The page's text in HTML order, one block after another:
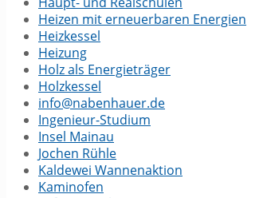
Heizen mit erneuerbaren Energien
Heizkessel
Heizung
Holz als Energieträger
Holzkessel
info@nabenhauer.de
Ingenieur-Studium
Insel Mainau
Jochen Rühle
Kaldewei Wannenaktion
Kaminofen